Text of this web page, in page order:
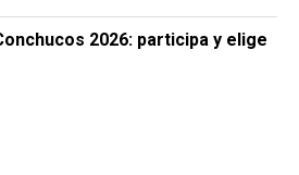
2026: participa y elige